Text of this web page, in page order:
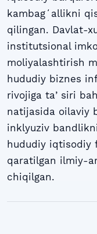
kambagʻallikni
qilingan. Davlat-
institutsional
moliyalashtirish
hududiy biznes
rivojiga taʼsiri
natijasida oilaviy
inklyuziv
hududiy iqtisodiy
qaratilgan ilmiy-
chiqilgan.